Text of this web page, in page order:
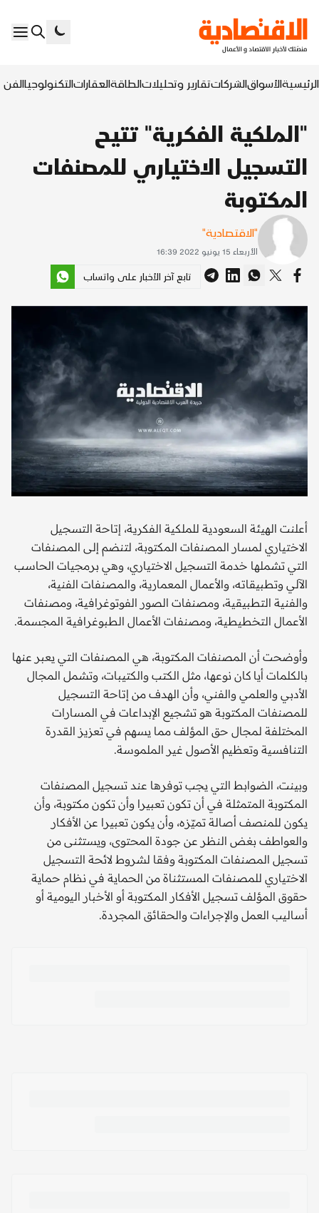
الرئيسيةالأسواقالشركاتتقارير وتحليلاتالطاقةالعقاراتالتكنولوجياالفن
"الملكية الفكرية" تتيح
التسجيل الاختياري للمصنفات
المكتوبة
"الاقتصادية"
الأربعاء 15 يونيو 2022 16:39
تابع آخر الأخبار على واتساب
أعلنت الهيئة السعودية للملكية الفكرية، إتاحة التسجيل
الاختياري لمسار المصنفات المكتوبة، لتنضم إلى المصنفات
التي تشملها خدمة التسجيل الاختياري، وهي برمجيات الحاسب
الآلي وتطبيقاته، والأعمال المعمارية، والمصنفات الفنية،
والفنية التطبيقية، ومصنفات الصور الفوتوغرافية، ومصنفات
الأعمال التخطيطية، ومصنفات الأعمال الطبوغرافية المجسمة.
وأوضحت أن المصنفات المكتوبة، هي المصنفات التي يعبر عنها
بالكلمات أيا كان نوعها، مثل الكتب والكتيبات، وتشمل المجال
الأدبي والعلمي والفني، وأن الهدف من إتاحة التسجيل
للمصنفات المكتوبة هو تشجيع الإبداعات في المسارات
المختلفة لمجال حق المؤلف مما يسهم في تعزيز القدرة
التنافسية وتعظيم الأصول غير الملموسة.
وبينت، الضوابط التي يجب توفرها عند تسجيل المصنفات
المكتوبة المتمثلة في أن تكون تعبيرا وأن تكون مكتوبة، وأن
يكون للمنصف أصالة تميّزه، وأن يكون تعبيرا عن الأفكار
والعواطف بغض النظر عن جودة المحتوى، ويستثنى من
تسجيل المصنفات المكتوبة وفقا لشروط لائحة التسجيل
الاختياري للمصنفات المستثناة من الحماية في نظام حماية
حقوق المؤلف تسجيل الأفكار المكتوبة أو الأخبار اليومية أو
أساليب العمل والإجراءات والحقائق المجردة.